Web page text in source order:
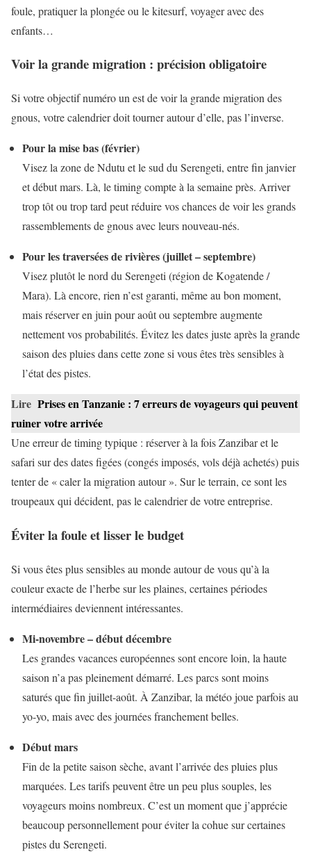
foule, pratiquer la plongée ou le kitesurf, voyager avec des
enfants…
Voir la grande migration : précision obligatoire
Si votre objectif numéro un est de voir la grande migration des
gnous, votre calendrier doit tourner autour d’elle, pas l’inverse.
Pour la mise bas (février)
Visez la zone de Ndutu et le sud du Serengeti, entre fin janvier
et début mars. Là, le timing compte à la semaine près. Arriver
trop tôt ou trop tard peut réduire vos chances de voir les grands
rassemblements de gnous avec leurs nouveau-nés.
Pour les traversées de rivières (juillet – septembre)
Visez plutôt le nord du Serengeti (région de Kogatende /
Mara). Là encore, rien n’est garanti, même au bon moment,
mais réserver en juin pour août ou septembre augmente
nettement vos probabilités. Évitez les dates juste après la grande
saison des pluies dans cette zone si vous êtes très sensibles à
l’état des pistes.
Lire Prises en Tanzanie : 7 erreurs de voyageurs qui peuvent
ruiner votre arrivée
Une erreur de timing typique : réserver à la fois Zanzibar et le
safari sur des dates figées (congés imposés, vols déjà achetés) puis
tenter de « caler la migration autour ». Sur le terrain, ce sont les
troupeaux qui décident, pas le calendrier de votre entreprise.
Éviter la foule et lisser le budget
Si vous êtes plus sensibles au monde autour de vous qu’à la
couleur exacte de l’herbe sur les plaines, certaines périodes
intermédiaires deviennent intéressantes.
Mi-novembre – début décembre
Les grandes vacances européennes sont encore loin, la haute
saison n’a pas pleinement démarré. Les parcs sont moins
saturés que fin juillet-août. À Zanzibar, la météo joue parfois au
yo-yo, mais avec des journées franchement belles.
Début mars
Fin de la petite saison sèche, avant l’arrivée des pluies plus
marquées. Les tarifs peuvent être un peu plus souples, les
voyageurs moins nombreux. C’est un moment que j’apprécie
beaucoup personnellement pour éviter la cohue sur certaines
pistes du Serengeti.